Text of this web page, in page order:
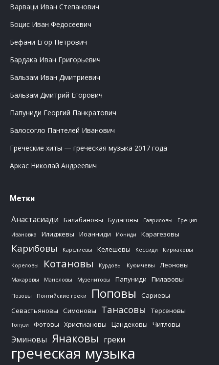
Варваци Иван Степанович
Боцис Иван Федосеевич
Бефани Егор Петрович
Бардака Иван Григорьевич
Бальзам Иван Дмитриевич
Бальзам Дмитрий Егорович
Папуниди Георгий Панкратович
Балосогло Пантелей Иванович
Греческие хиты — греческая музыка 2017 года
Аркас Николай Андреевич
Метки
Анастасиади Балабановы Будаговы Гавриловы Греция
Ивановка Илиджевы Иоанниди Иониди Карагезовы
Карибовы Карслиевы Келешевы Кессиди Кириаковы
Кореловы Котановы Курдовы Куюмчевы Леоновы
Макаровы Манеловы Музенитовы Папуниди Пилавовы
Позовы Понтийские греки Поповы
Сариевы
Севастьяновы
Симоновы Танасовы Терсеновы
Топузи Фотовы Христиановы Цандековы Читловы
Эминовы Янаковы греки
греческая музыка